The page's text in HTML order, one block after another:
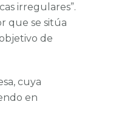
irregulares”.
que se sitúa
de
cuya
en